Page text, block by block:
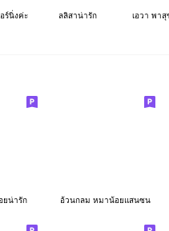
ร์นิ่งค่ะ ลลิสาน่ารัก เอวา พาสุ
ยน่ารัก อ้วนกลม หมาน้อยแสนซน